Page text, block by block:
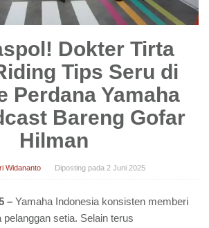
Dokter Tirta
Tips Seru di
Perdana Yamaha
Bareng Gofar
Hilman
Widananto Diposting pada 2 Juni 2025
– Yamaha Indonesia konsisten memberi
pelanggan setia. Selain terus